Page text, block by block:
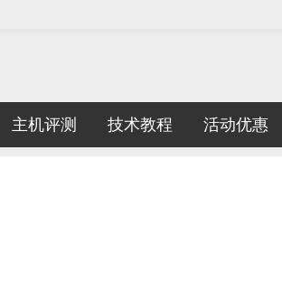
主机评测 技术教程 活动优惠